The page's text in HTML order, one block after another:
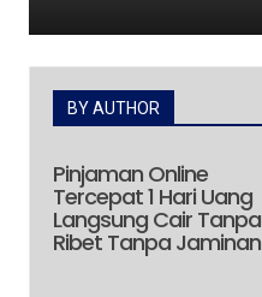
BY AUTHOR
Pinjaman Online
Tercepat 1 Hari Uang
Langsung Cair Tanpa
Ribet Tanpa Jaminan